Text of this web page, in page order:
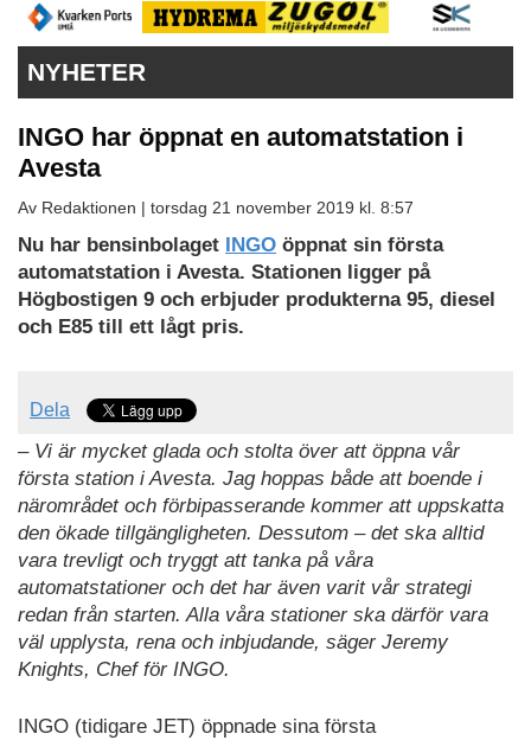
PRENUMERERA
ANNONSERA
NYHETER
INGO har öppnat en automatstation i
Avesta
Av Redaktionen | torsdag 21 november 2019 kl. 8:57
Nu har bensinbolaget INGO öppnat sin första
automatstation i Avesta. Stationen ligger på
Högbostigen 9 och erbjuder produkterna 95, diesel
och E85 till ett lågt pris.
Dela
– Vi är mycket glada och stolta över att öppna vår
första station i Avesta. Jag hoppas både att boende i
närområdet och förbipasserande kommer att uppskatta
den ökade tillgängligheten. Dessutom – det ska alltid
vara trevligt och tryggt att tanka på våra
automatstationer och det har även varit vår strategi
redan från starten. Alla våra stationer ska därför vara
väl upplysta, rena och inbjudande, säger Jeremy
Knights, Chef för INGO.
INGO (tidigare JET) öppnade sina första